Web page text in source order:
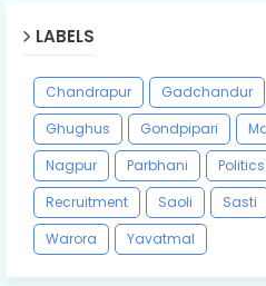
LABELS
Chandrapur Gadchandur
Ghughus
Gondpipari
Nagpur
Parbhani Politics
Recruitment
Saoli Sasti
Warora
Yavatmal